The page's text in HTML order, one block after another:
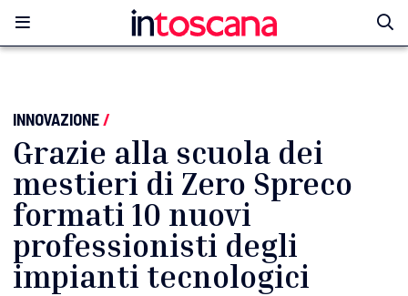
INNOVAZIONE/
Grazie alla scuola dei
mestieri di Zero Spreco
formati 10 nuovi
professionisti degli
impianti tecnologici